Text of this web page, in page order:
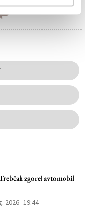
zgorel avtomobil
2026 | 19:44